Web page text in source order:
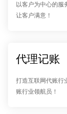
以客户为中心的服
让客户满意！
代理记账
打造互联网代账行
账行业领航员！